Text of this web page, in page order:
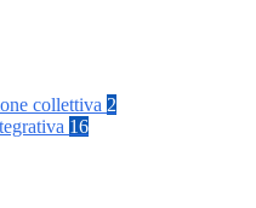
collettiva 2
16